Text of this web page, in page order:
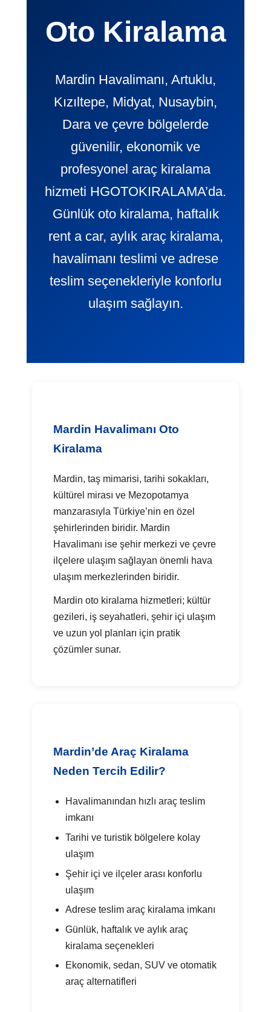
Oto Kiralama
Mardin Havalimanı, Artuklu,
Kızıltepe, Midyat, Nusaybin,
Dara ve çevre bölgelerde
güvenilir, ekonomik ve
profesyonel araç kiralama
hizmeti HGOTOKIRALAMA’da.
Günlük oto kiralama, haftalık
rent a car, aylık araç kiralama,
havalimanı teslimi ve adrese
teslim seçenekleriyle konforlu
ulaşım sağlayın.
Mardin Havalimanı Oto
Kiralama
Mardin, taş mimarisi, tarihi sokakları,
kültürel mirası ve Mezopotamya
manzarasıyla Türkiye’nin en özel
şehirlerinden biridir. Mardin
Havalimanı ise şehir merkezi ve çevre
ilçelere ulaşım sağlayan önemli hava
ulaşım merkezlerinden biridir.
Mardin oto kiralama hizmetleri; kültür
gezileri, iş seyahatleri, şehir içi ulaşım
ve uzun yol planları için pratik
çözümler sunar.
Mardin’de Araç Kiralama
Neden Tercih Edilir?
Havalimanından hızlı araç teslim
imkanı
Tarihi ve turistik bölgelere kolay
ulaşım
Şehir içi ve ilçeler arası konforlu
ulaşım
Adrese teslim araç kiralama imkanı
Günlük, haftalık ve aylık araç
kiralama seçenekleri
Ekonomik, sedan, SUV ve otomatik
araç alternatifleri